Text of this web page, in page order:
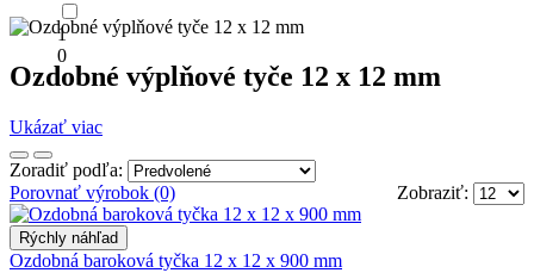
1
0
Ozdobné výplňové tyče 12 x 12 mm
Ukázať viac
Zoradiť podľa:
Zobraziť:
Porovnať výrobok (0)
Rýchly náhľad
Ozdobná baroková tyčka 12 x 12 x 900 mm